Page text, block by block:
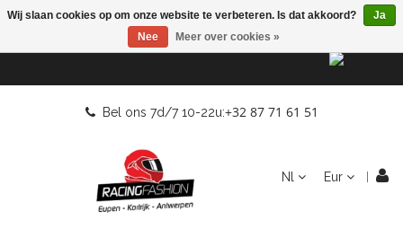
Bel ons 7d/7 10-22u:+32 87 71 61 51
Nl Eur
Wij slaan cookies op om onze website te verbeteren. Is dat akkoord?
Ja
Nee
Meer over cookies »